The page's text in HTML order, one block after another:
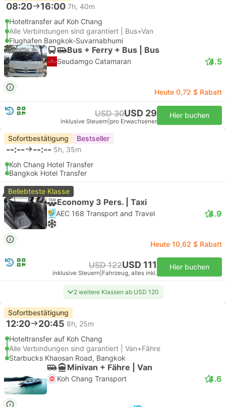
08:20 16:00 7h, 40m
Hoteltransfer auf Koh Chang
Alle Verbindungen sind garantiert | Bus+Van
Flughafen Bangkok-Suvarnabhumi
Bus + Ferry + Bus | Bus
Seudamgo Catamaran 4.5
Heute 0,72 $ Rabatt
USD 30USD 29
inklusive Steuern pro Erwachsener
Hier buchen
Sofortbestätigung Bestseller
--:-- --:-- 5h, 35m
Koh Chang Hotel Transfer
Bangkok Hotel Transfer
Beliebteste Klasse
Economy 3 Pers. | Taxi
AEC 168 Transport and Travel 4.9
Heute 10,62 $ Rabatt
USD 122USD 111
inklusive Steuern Fahrzeug, alles inkl.
Hier buchen
2 weitere Klassen ab USD 120
Sofortbestätigung
12:20 20:45 8h, 25m
Hoteltransfer auf Koh Chang
Alle Verbindungen sind garantiert | Van+Fähre
Starbucks Khaosan Road, Bangkok
Minivan + Fähre | Van
Koh Chang Transport 4.6